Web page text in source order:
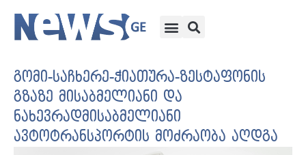
გომი-საჩხერე-ჭიათურა-ზესტაფონის
გზაზე მისაბმელიანი და
ნახევრადმისაბმელიანი
ავტოტრანსპორტის მოძრაობა აღდგა